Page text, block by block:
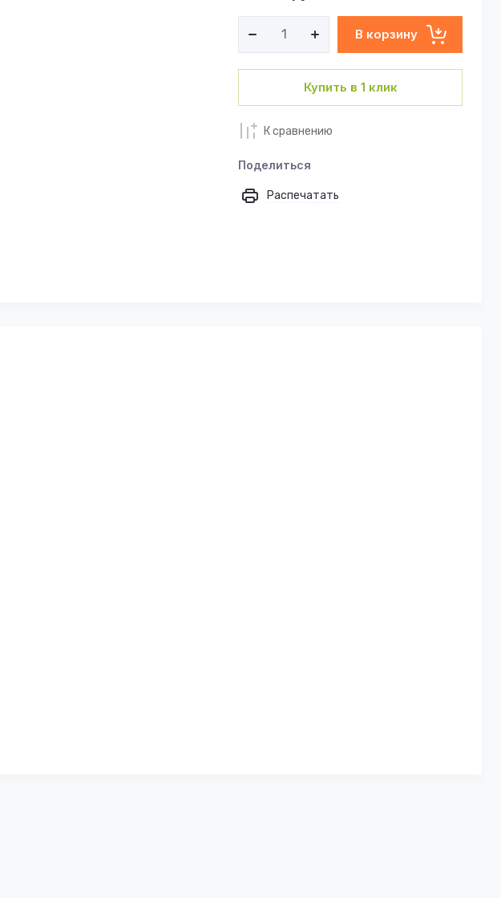
В корзину
Купить в 1 клик
К сравнению
Поделиться
Распечатать